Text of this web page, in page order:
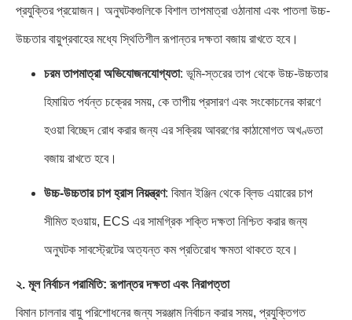
প্রযুক্তির প্রয়োজন। অনুঘটকগুলিকে বিশাল তাপমাত্রা ওঠানামা এবং পাতলা উচ্চ-
উচ্চতার বায়ুপ্রবাহের মধ্যে স্থিতিশীল রূপান্তর দক্ষতা বজায় রাখতে হবে।
চরম তাপমাত্রা অভিযোজনযোগ্যতা: ভূমি-স্তরের তাপ থেকে উচ্চ-উচ্চতার
হিমায়িত পর্যন্ত চক্রের সময়, কে তাপীয় প্রসারণ এবং সংকোচনের কারণে
হওয়া বিচ্ছেদ রোধ করার জন্য এর সক্রিয় আবরণের কাঠামোগত অখণ্ডতা
বজায় রাখতে হবে।
উচ্চ-উচ্চতার চাপ হ্রাস নিয়ন্ত্রণ: বিমান ইঞ্জিন থেকে ব্লিড এয়ারের চাপ
সীমিত হওয়ায়, ECS এর সামগ্রিক শক্তি দক্ষতা নিশ্চিত করার জন্য
অনুঘটক সাবস্ট্রেটের অত্যন্ত কম প্রতিরোধ ক্ষমতা থাকতে হবে।
২. মূল নির্বাচন পরামিতি: রূপান্তর দক্ষতা এবং নিরাপত্তা
বিমান চালনার বায়ু পরিশোধনের জন্য সরঞ্জাম নির্বাচন করার সময়, প্রযুক্তিগত